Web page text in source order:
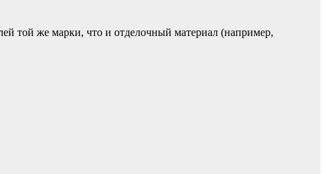
той же марки, что и отделочный материал (например,